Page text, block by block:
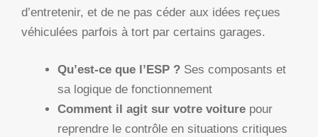
d’entretenir, et de ne pas céder aux idées reçues
véhiculées parfois à tort par certains garages.
Qu’est-ce que l’ESP ? Ses composants et
sa logique de fonctionnement
Comment il agit sur votre voiture pour
reprendre le contrôle en situations critiques